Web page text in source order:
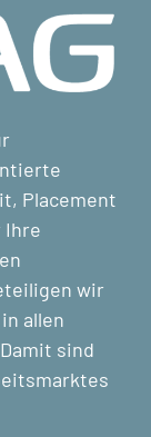
Placement
Ihre
wir
allen
sind